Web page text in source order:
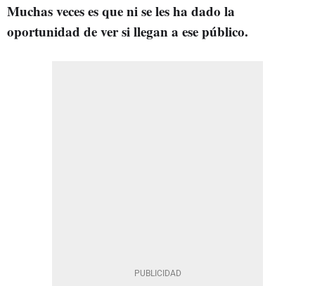
Muchas veces es que ni se les ha dado la
oportunidad de ver si llegan a ese público.